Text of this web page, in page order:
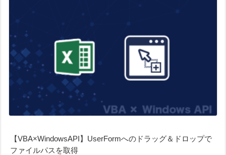
【VBA×WindowsAPI】UserFormへのドラッグ＆ドロップで
ファイルパスを取得